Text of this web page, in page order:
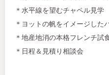
＊水平線を望むチャペル見学
＊ヨットの帆をイメージした
＊地産地消の本格フレンチ試
＊日程＆見積り相談会